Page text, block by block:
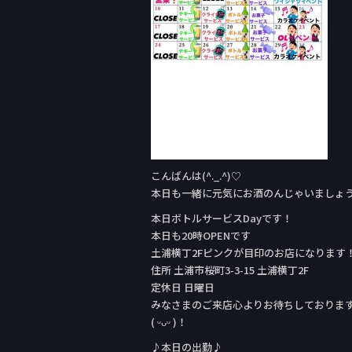
こんばんは(^._.^)♡
本日も一緒に元気にお酒のんじゃいましょ
本日ボトルサービスDay‬です！
本日も20時OPENです
土浦横丁2Fピンクが目印のお店になります！
住所 土浦市桜町3-3-15 土浦横丁2F
定休日 日曜日
みなさまのご来店心よりお待ちしておりま
( ᵕᴗᵕ )！
♪本日の出勤♪